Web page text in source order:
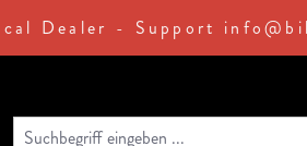
Dealer - Support